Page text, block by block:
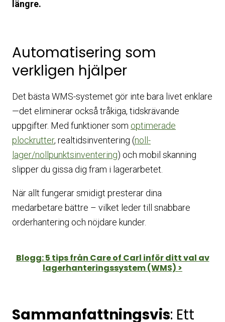
längre.
Automatisering som
verkligen hjälper
Det bästa WMS-systemet gör inte bara livet enklare
—det eliminerar också tråkiga, tidskrävande
uppgifter. Med funktioner som optimerade
plockrutter, realtidsinventering (noll-
lager/nollpunktsinventering) och mobil skanning
slipper du gissa dig fram i lagerarbetet.
När allt fungerar smidigt presterar dina
medarbetare bättre – vilket leder till snabbare
orderhantering och nöjdare kunder.
Blogg: 5 tips från Care of Carl inför ditt val av
lagerhanteringssystem (WMS) >
Sammanfattningsvis: Ett